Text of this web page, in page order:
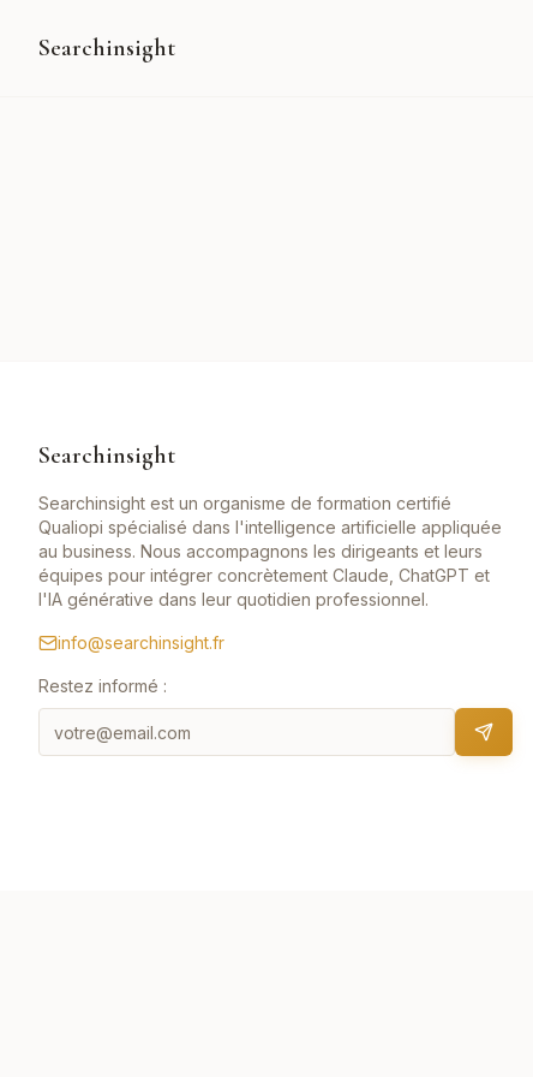
Searchinsight
Searchinsight
Searchinsight est un organisme de formation certifié
Qualiopi spécialisé dans l'intelligence artificielle appliquée
au business. Nous accompagnons les dirigeants et leurs
équipes pour intégrer concrètement Claude, ChatGPT et
l'IA générative dans leur quotidien professionnel.
info@searchinsight.fr
Restez informé :